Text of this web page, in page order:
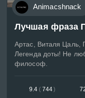
Animacshnack
Лучшая фраза
Артас, Виталя Цаль,
Легенда доты! Не
философ.
9.4 ( 744)